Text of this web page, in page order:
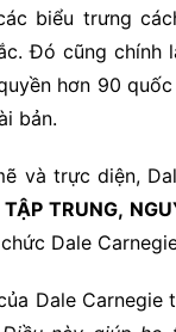
biểu trưng
Đó cũng chính
hơn 90
bản.
và trực diện,
TẬP TRUNG,
Dale
Dale Carnegie